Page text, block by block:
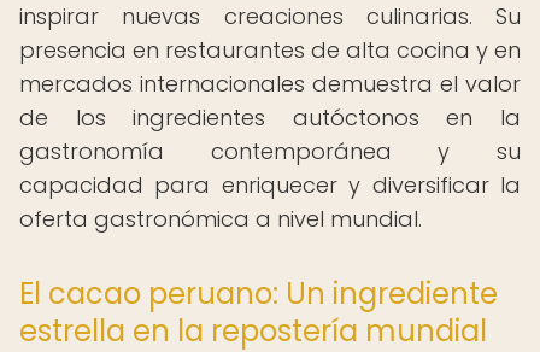
inspirar nuevas creaciones culinarias. Su
presencia en restaurantes de alta cocina y en
mercados internacionales demuestra el valor
de los ingredientes autóctonos en la
gastronomía contemporánea y su
capacidad para enriquecer y diversificar la
oferta gastronómica a nivel mundial.
El cacao peruano: Un ingrediente
estrella en la repostería mundial